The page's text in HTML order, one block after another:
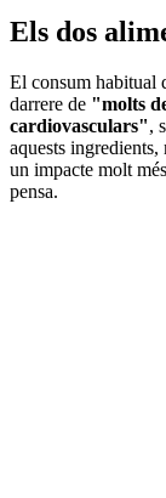
Els dos
El consum habitual
darrere de "molts
cardiovasculars",
aquests ingredients,
un impacte molt
pensa.